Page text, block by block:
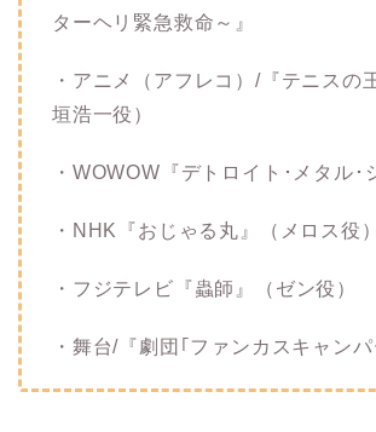
ターヘリ 緊急救命 ～』
・アニメ （ アフレコ ）/『テニスの
垣浩一役 ）
・WOWOW 『デトロイト･メタル･
・NHK 『おじゃる丸 』（ メロス役）
・フジテレビ 『蟲師 』（ ゼン役）
・舞台/『劇団 ｢ ファンカスキャン